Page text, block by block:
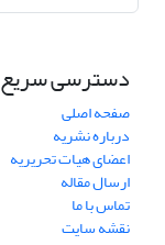
دسترسی سریع
صفحه اصلی
درباره نشریه
اعضای هیات تحریریه
ارسال مقاله
تماس با ما
نقشه سایت